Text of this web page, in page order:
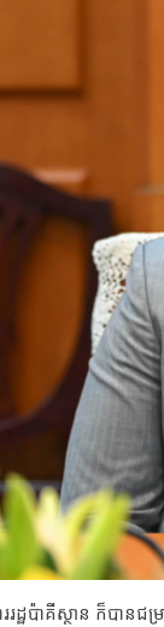
ដ្ឋប៉ាគីស្ថាន ក៏បាន